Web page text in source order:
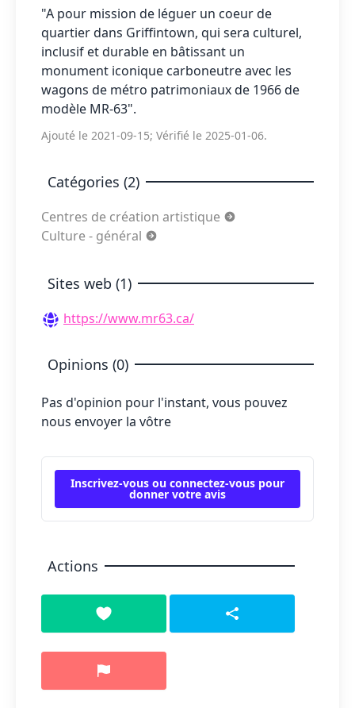
"A pour mission de léguer un coeur de
quartier dans Griffintown, qui sera culturel,
inclusif et durable en bâtissant un
monument iconique carboneutre avec les
wagons de métro patrimoniaux de 1966 de
modèle MR-63".
Ajouté le 2021-09-15; Vérifié le 2025-01-06.
Catégories (2)
Centres de création artistique
Culture - général
Sites web (1)
https://www.mr63.ca/
Opinions (0)
Pas d'opinion pour l'instant, vous pouvez
nous envoyer la vôtre
Inscrivez-vous ou connectez-vous pour
donner votre avis
Actions